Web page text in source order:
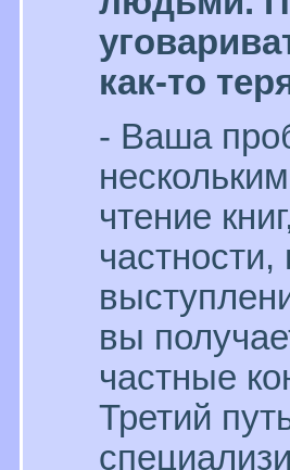
как-то
- Ваша
чтение
вы
частные
Третий